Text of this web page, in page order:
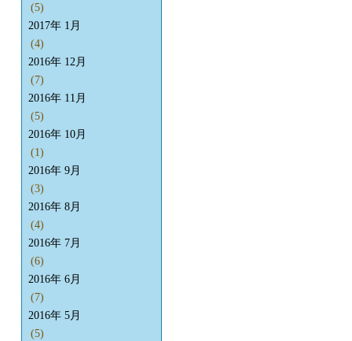
(5)
2017年 1月
(4)
2016年 12月
(7)
2016年 11月
(5)
2016年 10月
(1)
2016年 9月
(3)
2016年 8月
(4)
2016年 7月
(6)
2016年 6月
(7)
2016年 5月
(5)